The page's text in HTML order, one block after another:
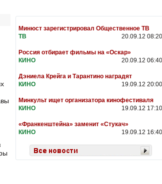
Минюст зарегистрировал Общественное ТВ
20.09.12 08:20
ТВ
Россия отбирает фильмы на «Оскар»
20.09.12 06:40
КИНО
Дэниела Крейга и Тарантино наградят
19.09.12 20:00
КИНО
Минкульт ищет организатора кинофестиваля
19.09.12 17:10
КИНО
«Франкенштейна» заменит «Стукач»
19.09.12 16:40
КИНО